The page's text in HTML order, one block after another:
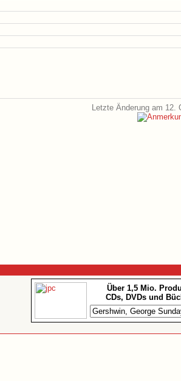
Letzte Änderung am 12.
Über 1,5 Mio.
CDs, DVDs und